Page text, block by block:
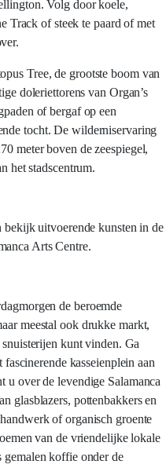
Volg door koele,
Track of steek te paard of met
Tree, de grootste boom van
doleriettorens van Organ’s
of bergaf op een
tocht. De wilderniservaring
meter boven de zeespiegel,
het stadscentrum.
bekijk uitvoerende kunsten in de
Arts Centre.
de beroemde
meestal ook drukke markt,
kunt vinden. Ga
kasseienplein aan
u over de levendige Salamanca
glasblazers, pottenbakkers en
of organisch groente
van de vriendelijke lokale
gemalen koffie onder de